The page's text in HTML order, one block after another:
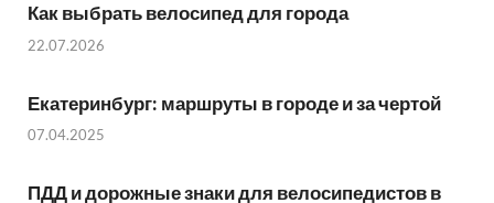
Как выбрать велосипед для города
22.07.2026
Екатеринбург: маршруты в городе и за чертой
07.04.2025
ПДД и дорожные знаки для велосипедистов в